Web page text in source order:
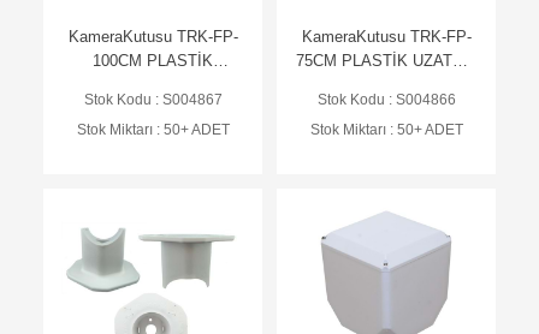
KameraKutusu TRK-FP-
100CM PLASTİK
Stok Kodu : S004867
Stok Miktarı : 50+ ADET
KameraKutusu TRK-FP-
75CM PLASTİK UZATMA
Stok Kodu : S004866
Stok Miktarı : 50+ ADET